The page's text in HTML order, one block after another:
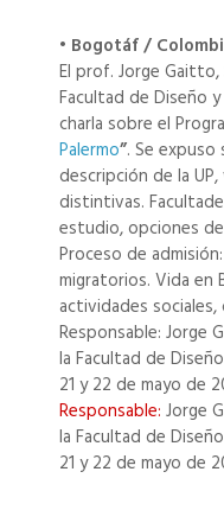
• Bogotáf /
El prof. Jorge
Facultad de Diseño
charla sobre el
Palermo”. Se expuso
descripción de la
distintivas.
estudio, opciones
Proceso de
migratorios. Vida en
actividades
Responsable: Jorge
la Facultad de
21 y 22 de mayo de
Responsable: Jorge
la Facultad de
21 y 22 de mayo de